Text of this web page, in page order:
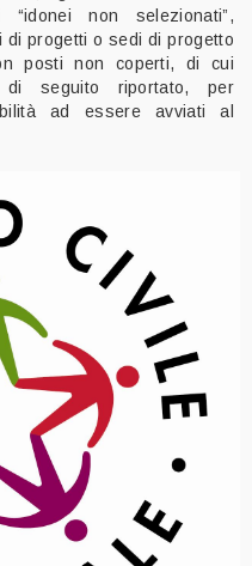
non selezionati”,
progetti o sedi di progetto
posti non coperti, di cui
di seguito riportato, per
ad essere avviati al